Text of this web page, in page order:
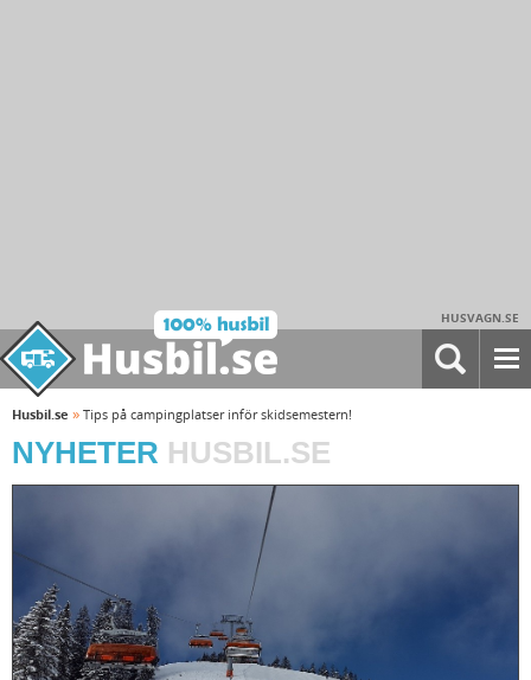
HUSVAGN.SE
Husbil.se » Tips på campingplatser inför skidsemestern!
NYHETER HUSBIL.SE